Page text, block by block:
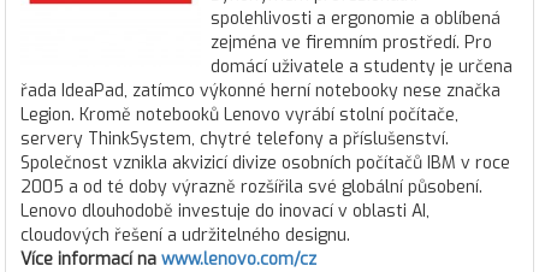
spolehlivosti a ergonomie a oblíbená
zejména ve firemním prostředí. Pro
domácí uživatele a studenty je určena
řada IdeaPad, zatímco výkonné herní notebooky nese značka
Legion. Kromě notebooků Lenovo vyrábí stolní počítače,
servery ThinkSystem, chytré telefony a příslušenství.
Společnost vznikla akvizicí divize osobních počítačů IBM v roce
2005 a od té doby výrazně rozšířila své globální působení.
Lenovo dlouhodobě investuje do inovací v oblasti AI,
cloudových řešení a udržitelného designu.
Více informací na www.lenovo.com/cz